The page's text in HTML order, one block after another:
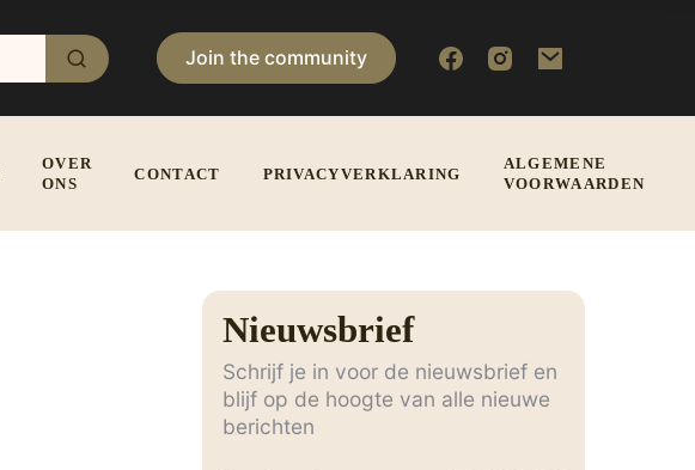
Join the community
OVER
ONS
CONTACT PRIVACYVERKLARING
ALGEMENE
VOORWAARDEN
Nieuwsbrief
Schrijf je in voor de nieuwsbrief en
blijf op de hoogte van alle nieuwe
berichten